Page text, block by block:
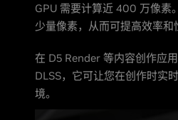
GPU 需要计算近 400 万像素
少量像素，从而可提高效率和
在 D5 Render 等内容创作应
DLSS，它可让您在创作时实
境。